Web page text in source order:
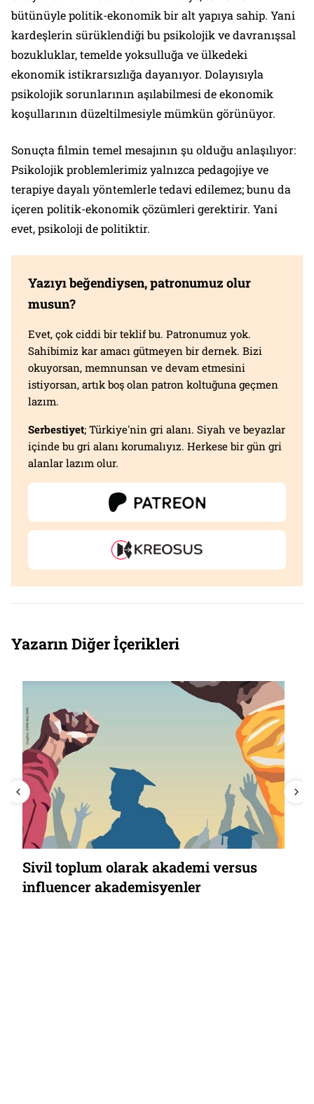
bütünüyle politik-ekonomik bir alt yapıya sahip. Yani
kardeşlerin sürüklendiği bu psikolojik ve davranışsal
bozukluklar, temelde yoksulluğa ve ülkedeki
ekonomik istikrarsızlığa dayanıyor. Dolayısıyla
psikolojik sorunlarının aşılabilmesi de ekonomik
koşullarının düzeltilmesiyle mümkün görünüyor.
Sonuçta filmin temel mesajının şu olduğu anlaşılıyor:
Psikolojik problemlerimiz yalnızca pedagojiye ve
terapiye dayalı yöntemlerle tedavi edilemez; bunu da
içeren politik-ekonomik çözümleri gerektirir. Yani
evet, psikoloji de politiktir.
Yazıyı beğendiysen, patronumuz olur
musun?
Evet, çok ciddi bir teklif bu. Patronumuz yok.
Sahibimiz kar amacı gütmeyen bir dernek. Bizi
okuyorsan, memnunsan ve devam etmesini
istiyorsan, artık boş olan patron koltuğuna geçmen
lazım.
Serbestiyet; Türkiye'nin gri alanı. Siyah ve beyazlar
içinde bu gri alanı korumalıyız. Herkese bir gün gri
alanlar lazım olur.
Yazarın Diğer İçerikleri
“Politiktir” demek ne demektir?